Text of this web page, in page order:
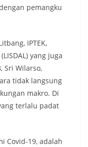
pemangku
IPTEK,
yang juga
Sri Wilarso,
tidak langsung
makro. Di
terlalu padat
Covid-19, adalah